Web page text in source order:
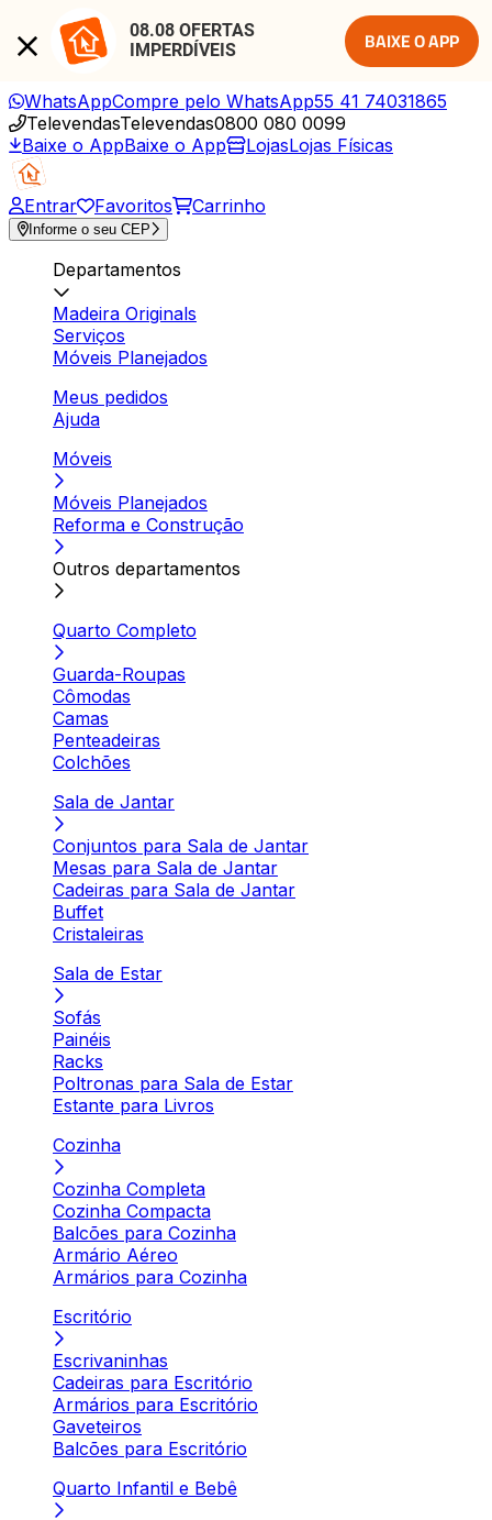
08.08 OFERTAS
IMPERDÍVEIS
BAIXE O APP
WhatsAppCompre pelo WhatsApp55 41 74031865
TelevendasTelevendas0800 080 0099
Baixe o AppBaixe o App LojasLojas Físicas
Entrar Favoritos Carrinho
Informe o seu CEP
Departamentos
Madeira Originals
Serviços
Móveis Planejados
Meus pedidos
Ajuda
Móveis
Móveis Planejados
Reforma e Construção
Outros departamentos
Quarto Completo
Guarda-Roupas
Cômodas
Camas
Penteadeiras
Colchões
Sala de Jantar
Conjuntos para Sala de Jantar
Mesas para Sala de Jantar
Cadeiras para Sala de Jantar
Buffet
Cristaleiras
Sala de Estar
Sofás
Painéis
Racks
Poltronas para Sala de Estar
Estante para Livros
Cozinha
Cozinha Completa
Cozinha Compacta
Balcões para Cozinha
Armário Aéreo
Armários para Cozinha
Escritório
Escrivaninhas
Cadeiras para Escritório
Armários para Escritório
Gaveteiros
Balcões para Escritório
Quarto Infantil e Bebê